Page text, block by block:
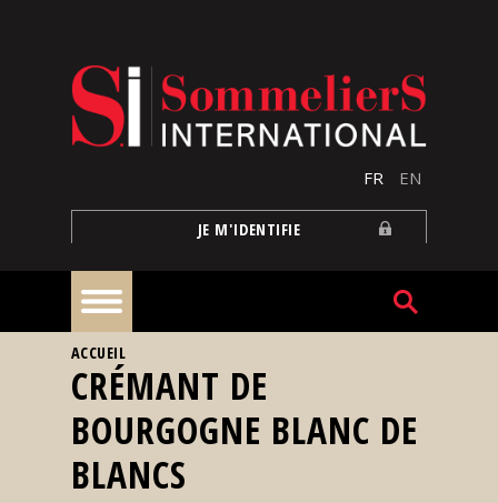
FR EN
JE M'IDENTIFIE
À
la
une
Reportages
VOUS ÊTES ICI
ACCUEIL
CRÉMANT DE
BOURGOGNE BLANC DE
BLANCS